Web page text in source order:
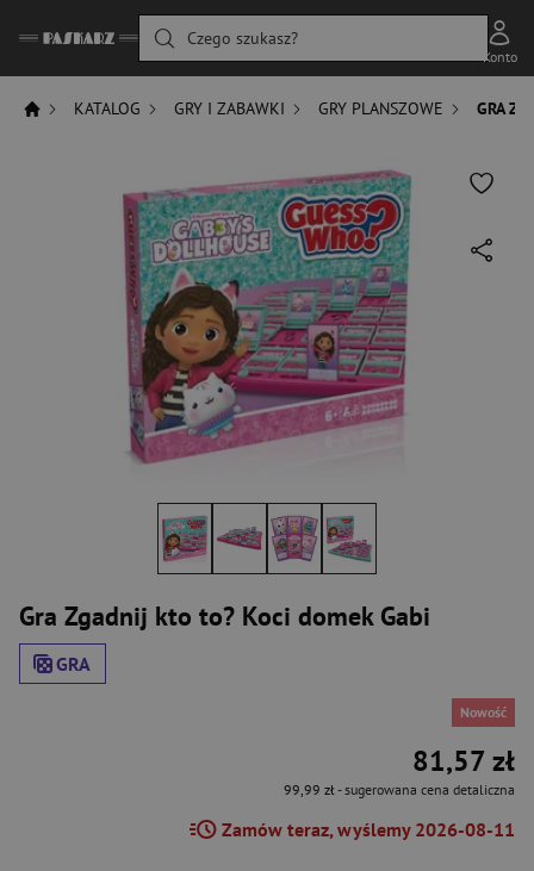
Czego szukasz?
Konto
KATALOG GRY I ZABAWKI GRY PLANSZOWE GRA
Gra Zgadnij kto to? Koci domek Gabi
GRA
Nowość
81,57 zł
99,99 zł- sugerowana cena detaliczna
Zamów teraz, wyślemy 2026-08-11